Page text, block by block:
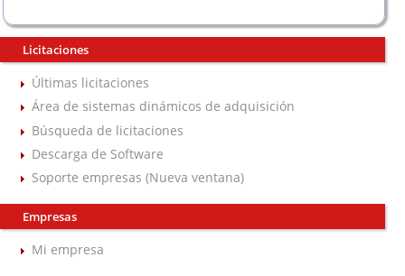
Licitaciones
Últimas licitaciones
Área de sistemas dinámicos de adquisición
Búsqueda de licitaciones
Descarga de Software
Soporte empresas (Nueva ventana)
Empresas
Mi empresa